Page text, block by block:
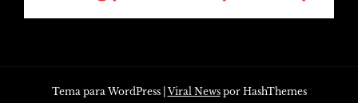
Tema para WordPress Viral Newspor HashThemes